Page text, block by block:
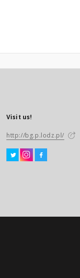
Visit us!
http://bg.p.lodz.pl/